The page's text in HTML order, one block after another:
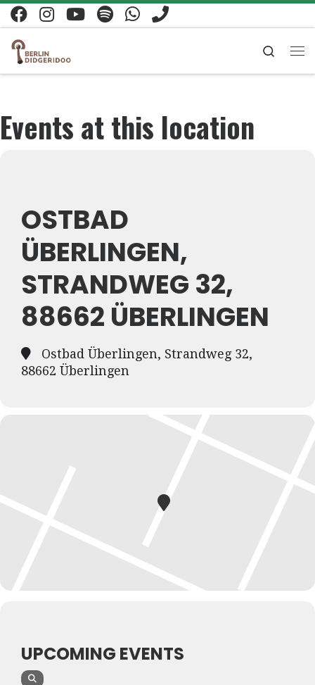
Zum Inhalt springen
Search
Events at this location
OSTBAD
ÜBERLINGEN,
STRANDWEG 32,
88662 ÜBERLINGEN
Ostbad Überlingen, Strandweg 32,
88662 Überlingen
UPCOMING EVENTS